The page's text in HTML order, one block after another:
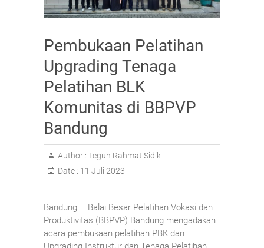
Pembukaan Pelatihan
Upgrading Tenaga
Pelatihan BLK
Komunitas di BBPVP
Bandung
Author : Teguh Rahmat Sidik
Date : 11 Juli 2023
Bandung – Balai Besar Pelatihan Vokasi dan
Produktivitas (BBPVP) Bandung mengadakan
acara pembukaan pelatihan PBK dan